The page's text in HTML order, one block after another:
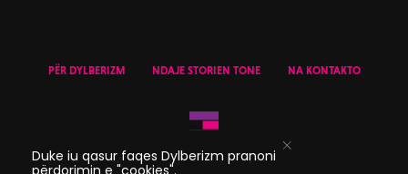
PËR DYLBERIZM NDAJE STORIEN TONE NA KONTAKTO
Duke iu qasur faqes Dylberizm pranoni
përdorimin e "cookies".